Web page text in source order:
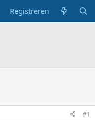
Registreren
#1